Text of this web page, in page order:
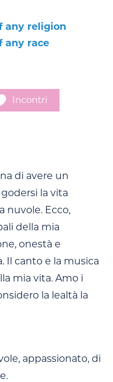
any religion
any race
Incontri
di avere un
la vita
nuvole. Ecco,
della mia
onestà e
Il canto e la musica
mia vita. Amo i
la lealtà la
appassionato, di